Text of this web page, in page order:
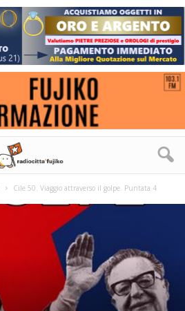
Cile 50. Viaggio attraverso il golpe. Puntata 4